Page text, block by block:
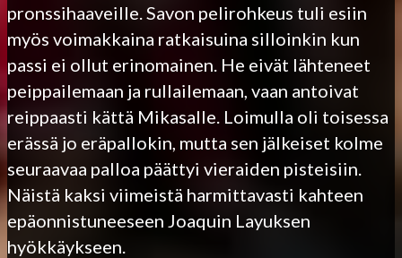
pronssihaaveille. Savon pelirohkeus tuli esiin
myös voimakkaina ratkaisuina silloinkin kun
passi ei ollut erinomainen. He eivät lähteneet
peippailemaan ja rullailemaan, vaan antoivat
reippaasti kättä Mikasalle. Loimulla oli toisessa
erässä jo eräpallokin, mutta sen jälkeiset kolme
seuraavaa palloa päättyi vieraiden pisteisiin.
Näistä kaksi viimeistä harmittavasti kahteen
epäonnistuneeseen Joaquin Layuksen
hyökkäykseen.